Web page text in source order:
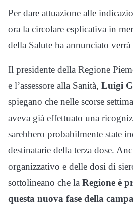
Per dare attuazione alle
ora la circolare esplicativa in
della Salute ha annunciato verrà
Il presidente della Regione
e l’assessore alla Sanità, Luigi
spiegano che nelle scorse
aveva già effettuato una
sarebbero probabilmente state
destinatarie della terza dose.
organizzativo e delle dosi di
sottolineano che la Regione è
questa nuova fase della